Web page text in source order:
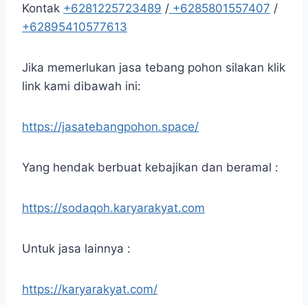
Kontak +6281225723489 / +6285801557407 /
+62895410577613
Jika memerlukan jasa tebang pohon silakan klik
link kami dibawah ini:
https://jasatebangpohon.space/
Yang hendak berbuat kebajikan dan beramal :
https://sodaqoh.karyarakyat.com
Untuk jasa lainnya :
https://karyarakyat.com/